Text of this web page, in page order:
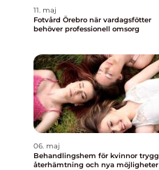
11. maj
Fotvård Örebro när vardagsfötter
behöver professionell omsorg
06. maj
Behandlingshem för kvinnor trygghet,
återhämtning och nya möjligheter